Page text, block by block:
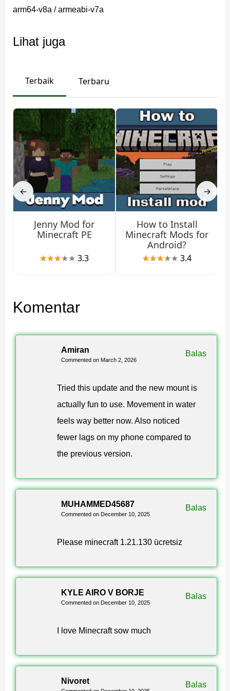
Kamu bisa mengunduh Minecraft 1.21.130 APK untuk
Android dan memasangnya secara manual tanpa harus
menunggu pembaruan dari Play Store.
Metode ini berguna bagi pengguna yang ingin langsung
mengakses fitur terbaru atau membutuhkan versi
tertentu untuk kompatibilitas.
Catatan Keamanan
Selalu unduh file instalasi dari sumber tepercaya. Build
Versi ini menghadirkan pengalaman Minecraft Bedrock
Versi Berikutnya
Mencari pembaruan yang lebih baru? Kamu juga bisa
mengunduh Minecraft 1.21.131 APKdengan perbaikan
tambahan, performa yang lebih baik, dan stabilitas
gameplay yang ditingkatkan.
Baca changelog resmi Minecraft Bedrock 1.21.130:
us/articles/41446685014669-Minecraft-Bedrock-Edition-
arm64-v8a / armeabi-v7a
Lihat juga
Terbaik Terbaru
← →
Jenny Mod for
Minecraft PE
3.3
How to Install
Minecraft Mods for
Android?
3.4
Komentar
Amiran
Commented on March 2, 2026
Tried this update and the new mount is
actually fun to use. Movement in water
feels way better now. Also noticed
fewer lags on my phone compared to
the previous version.
Balas
MUHAMMED45687
Commented on December 10, 2025
Please minecraft 1.21.130 ücretsiz
Balas
KYLE AIRO V BORJE
Commented on December 10, 2025
I love Minecraft sow much
Balas
Nivoret Balas